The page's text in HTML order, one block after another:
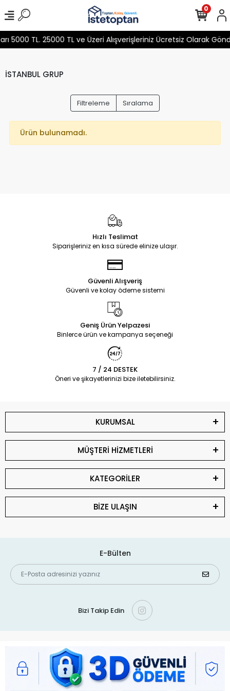
5000 TL. 25000 TL ve Üzeri Alışverişleriniz Ücretsiz Olarak
0
İSTANBUL GRUP
Filtreleme Sıralama
Ürün bulunamadı.
Hızlı Teslimat
Siparişleriniz en kısa sürede elinize ulaşır.
Güvenli Alışveriş
Güvenli ve kolay ödeme sistemi
Geniş Ürün Yelpazesi
Binlerce ürün ve kampanya seçeneği
7 / 24 DESTEK
Öneri ve şikayetlerinizi bize iletebilirsiniz.
KURUMSAL
MÜŞTERİ HİZMETLERİ
KATEGORİLER
BİZE ULAŞIN
E-Bülten
Bizi Takip Edin